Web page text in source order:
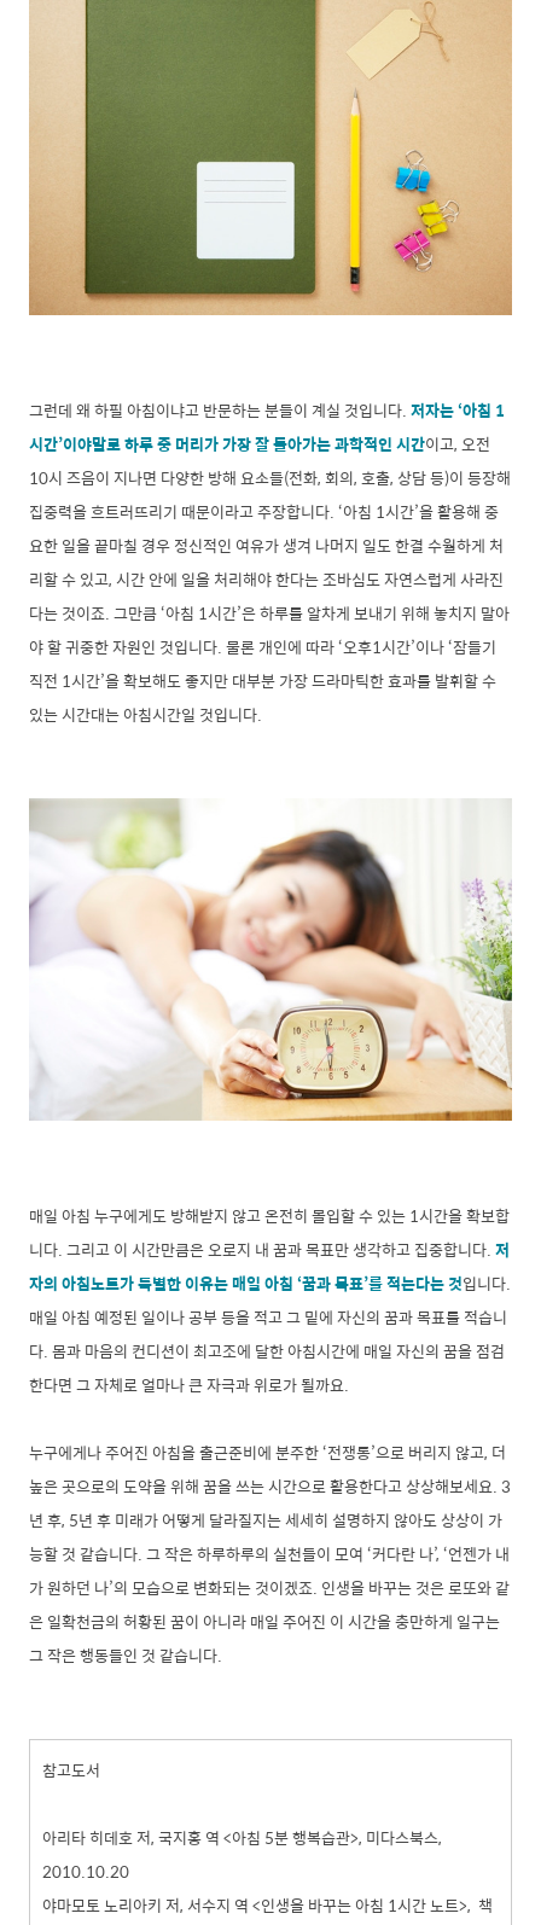
그런데 왜 하필 아침이냐고 반문하는 분들이 계실 것입니다.저자는 ‘아침 1
시간’이야말로 하루 중 머리가 가장 잘 돌아가는 과학적인 시간이고, 오전
10시 즈음이 지나면 다양한 방해 요소들(전화, 회의, 호출, 상담 등)이 등장해
집중력을 흐트러뜨리기 때문이라고 주장합니다. ‘아침 1시간’을 활용해 중
요한 일을 끝마칠 경우 정신적인 여유가 생겨 나머지 일도 한결 수월하게 처
리할 수 있고, 시간 안에 일을 처리해야 한다는 조바심도 자연스럽게 사라진
다는 것이죠. 그만큼 ‘아침 1시간’은 하루를 알차게 보내기 위해 놓치지 말아
야 할 귀중한 자원인 것입니다. 물론 개인에 따라 ‘오후1시간’이나 ‘잠들기
직전 1시간’을 확보해도 좋지만 대부분 가장 드라마틱한 효과를 발휘할 수
있는 시간대는 아침시간일 것입니다.
매일 아침 누구에게도 방해받지 않고 온전히 몰입할 수 있는 1시간을 확보합
니다. 그리고 이 시간만큼은 오로지 내 꿈과 목표만 생각하고 집중합니다.저
자의 아침노트가 특별한 이유는 매일 아침 ‘꿈과 목표’를 적는다는 것입니다.
매일 아침 예정된 일이나 공부 등을 적고 그 밑에 자신의 꿈과 목표를 적습니
다. 몸과 마음의 컨디션이 최고조에 달한 아침시간에 매일 자신의 꿈을 점검
한다면 그 자체로 얼마나 큰 자극과 위로가 될까요.
누구에게나 주어진 아침을 출근준비에 분주한 ‘전쟁통’으로 버리지 않고, 더
높은 곳으로의 도약을 위해 꿈을 쓰는 시간으로 활용한다고 상상해보세요. 3
년 후, 5년 후 미래가 어떻게 달라질지는 세세히 설명하지 않아도 상상이 가
능할 것 같습니다. 그 작은 하루하루의 실천들이 모여 ‘커다란 나’, ‘언젠가 내
가 원하던 나’의 모습으로 변화되는 것이겠죠. 인생을 바꾸는 것은 로또와 같
은 일확천금의 허황된 꿈이 아니라 매일 주어진 이 시간을 충만하게 일구는
그 작은 행동들인 것 같습니다.
참고도서
아리타 히데호 저, 국지홍 역 <아침 5분 행복습관>, 미다스북스,
2010.10.20
야마모토 노리아키 저, 서수지 역 <인생을 바꾸는 아침 1시간 노트>, 책